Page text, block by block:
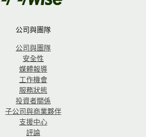
公司與團隊
公司與團隊
安全性
媒體報導
工作機會
服務狀態
投資者關係
子公司與商業夥伴
支援中心
評論